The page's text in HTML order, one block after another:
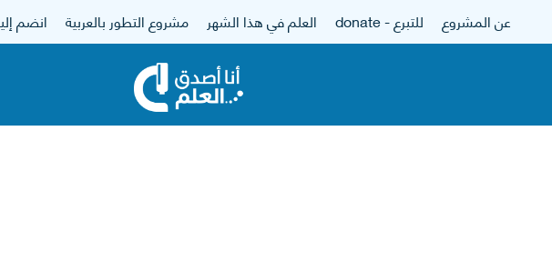
عن المشروع للتبرع - donate العلم في هذا الشهر مشروع التطور بالعربية انضم